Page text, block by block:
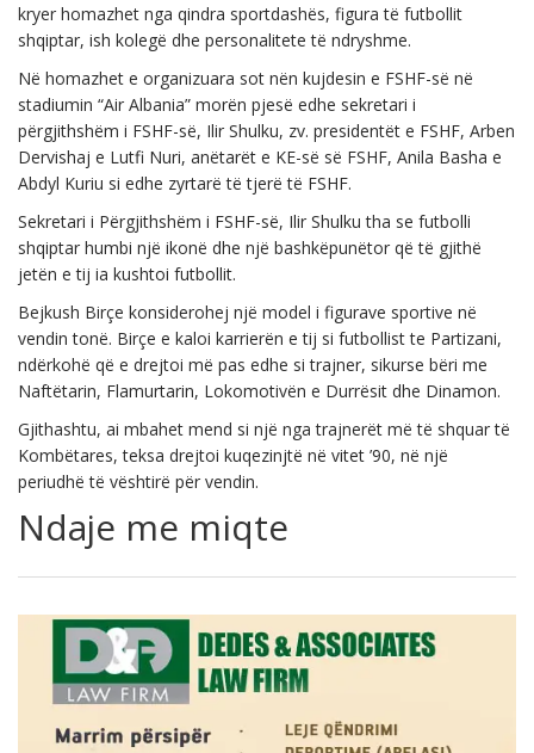
kryer homazhet nga qindra sportdashës, figura të futbollit
shqiptar, ish kolegë dhe personalitete të ndryshme.
Në homazhet e organizuara sot nën kujdesin e FSHF-së në
stadiumin “Air Albania” morën pjesë edhe sekretari i
përgjithshëm i FSHF-së, Ilir Shulku, zv. presidentët e FSHF, Arben
Dervishaj e Lutfi Nuri, anëtarët e KE-së së FSHF, Anila Basha e
Abdyl Kuriu si edhe zyrtarë të tjerë të FSHF.
Sekretari i Përgjithshëm i FSHF-së, Ilir Shulku tha se futbolli
shqiptar humbi një ikonë dhe një bashkëpunëtor që të gjithë
jetën e tij ia kushtoi futbollit.
Bejkush Birçe konsiderohej një model i figurave sportive në
vendin tonë. Birçe e kaloi karrierën e tij si futbollist te Partizani,
ndërkohë që e drejtoi më pas edhe si trajner, sikurse bëri me
Naftëtarin, Flamurtarin, Lokomotivën e Durrësit dhe Dinamon.
Gjithashtu, ai mbahet mend si një nga trajnerët më të shquar të
Kombëtares, teksa drejtoi kuqezinjtë në vitet ’90, në një
periudhë të vështirë për vendin.
Ndaje me miqte